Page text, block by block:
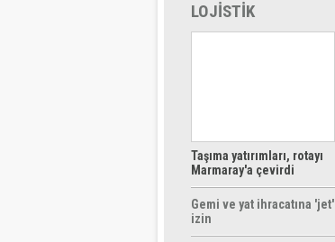
LOJİSTİK
Taşıma yatırımları, rotayı
Marmaray'a çevirdi
Gemi ve yat ihracatına 'jet'
izin